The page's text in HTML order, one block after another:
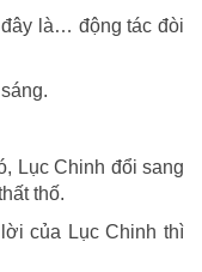
là… động tác đòi
Lục Chinh đổi sang
thố.
của Lục Chinh thì